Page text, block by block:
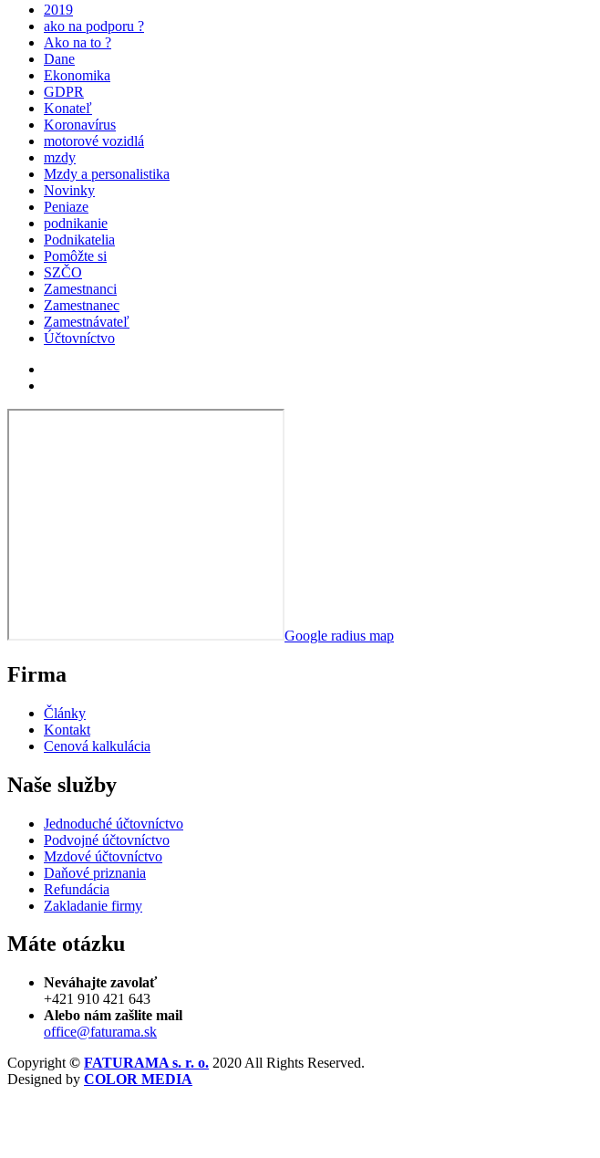
2019
ako na podporu ?
Ako na to ?
Dane
Ekonomika
GDPR
Konateľ
Koronavírus
motorové vozidlá
mzdy
Mzdy a personalistika
Novinky
Peniaze
podnikanie
Podnikatelia
Pomôžte si
SZČO
Zamestnanci
Zamestnanec
Zamestnávateľ
Účtovníctvo
Google radius map
Firma
Články
Kontakt
Cenová kalkulácia
Naše služby
Jednoduché účtovníctvo
Podvojné účtovníctvo
Mzdové účtovníctvo
Daňové priznania
Refundácia
Zakladanie firmy
Máte otázku
Neváhajte zavolať
+421 910 421 643
Alebo nám zašlite mail
office@faturama.sk
Copyright © FATURAMA s. r. o. 2020 All Rights Reserved.
Designed by COLOR MEDIA